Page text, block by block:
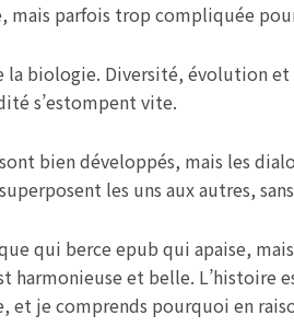
mais parfois trop compliquée
la biologie. Diversité, évolution
s’estompent vite.
bien développés, mais les
les uns aux autres,
qui berce epub qui apaise,
harmonieuse et belle. L’histoire
et je comprends pourquoi en